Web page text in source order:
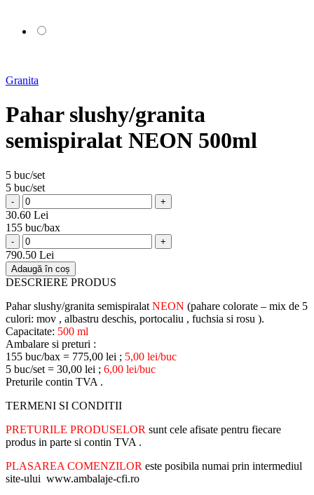
Granita
Pahar slushy/granita
semispiralat NEON 500ml
5 buc/set
5 buc/set
- +
30.60 Lei
155 buc/bax
- +
790.50 Lei
Adaugă în coș
DESCRIERE PRODUS
Pahar slushy/granita semispiralat NEON (pahare colorate – mix de 5
culori: mov , albastru deschis, portocaliu , fuchsia si rosu ).
Capacitate: 500 ml
Ambalare si preturi :
155 buc/bax = 775,00 lei ; 5,00 lei/buc
5 buc/set = 30,00 lei ; 6,00 lei/buc
Preturile contin TVA .
TERMENI SI CONDITII
PRETURILE PRODUSELOR sunt cele afisate pentru fiecare
produs in parte si contin TVA .
PLASAREA COMENZILOR este posibila numai prin intermediul
site-ului www.ambalaje-cfi.ro